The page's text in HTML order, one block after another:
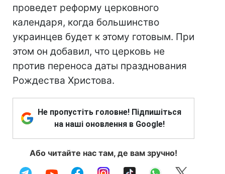
проведет реформу церковного
календаря, когда большинство
украинцев будет к этому готовым. При
этом он добавил, что церковь не
против переноса даты празднования
Рождества Христова.
Не пропустіть головне! Підпишіться
на наші оновлення в Google!
Або читайте нас там, де вам зручно!